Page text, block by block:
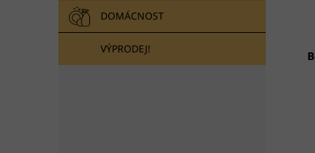
DOMÁCNOST
VÝPRODEJ!